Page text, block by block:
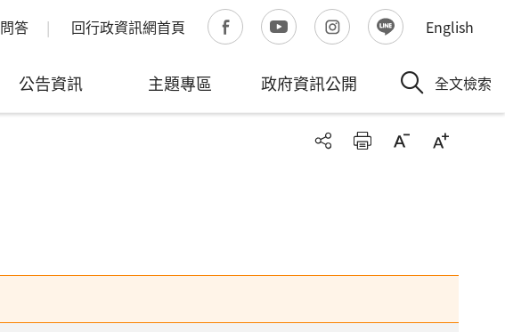
答 回行政資訊網首頁 English
公告資訊 主題專區 政府資訊公開 全文檢索